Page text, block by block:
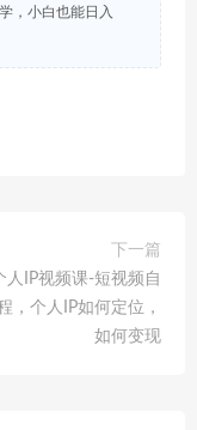
，小白也能日入
下一篇
人IP视频课-短视频自
，个人IP如何定位，
如何变现